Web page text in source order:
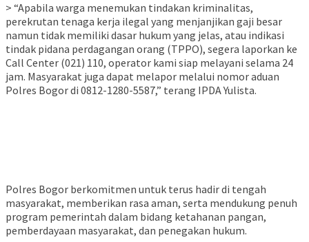
> “Apabila warga menemukan tindakan kriminalitas,
perekrutan tenaga kerja ilegal yang menjanjikan gaji besar
namun tidak memiliki dasar hukum yang jelas, atau indikasi
tindak pidana perdagangan orang (TPPO), segera laporkan ke
Call Center (021) 110, operator kami siap melayani selama 24
jam. Masyarakat juga dapat melapor melalui nomor aduan
Polres Bogor di 0812-1280-5587,” terang IPDA Yulista.
Polres Bogor berkomitmen untuk terus hadir di tengah
masyarakat, memberikan rasa aman, serta mendukung penuh
program pemerintah dalam bidang ketahanan pangan,
pemberdayaan masyarakat, dan penegakan hukum.